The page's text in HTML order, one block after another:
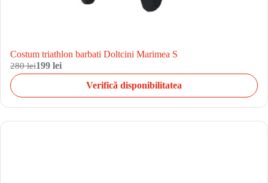
Costum triathlon barbati Doltcini Marimea S
280 lei199 lei
Verifică disponibilitatea